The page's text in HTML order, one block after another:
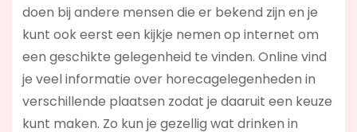
doen bij andere mensen die er bekend zijn en je
kunt ook eerst een kijkje nemen op internet om
een geschikte gelegenheid te vinden. Online vind
je veel informatie over horecagelegenheden in
verschillende plaatsen zodat je daaruit een keuze
kunt maken. Zo kun je gezellig wat drinken in